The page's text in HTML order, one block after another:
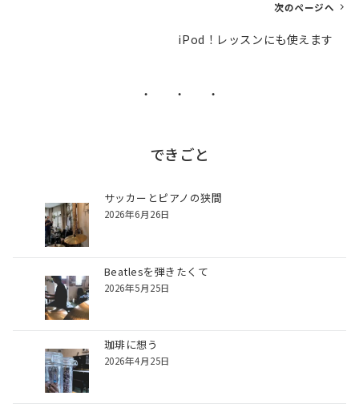
次のページへ
iPod！レッスンにも使えます
・ ・ ・
できごと
サッカーとピアノの狭間
2026年6月26日
Beatlesを弾きたくて
2026年5月25日
珈琲に想う
2026年4月25日